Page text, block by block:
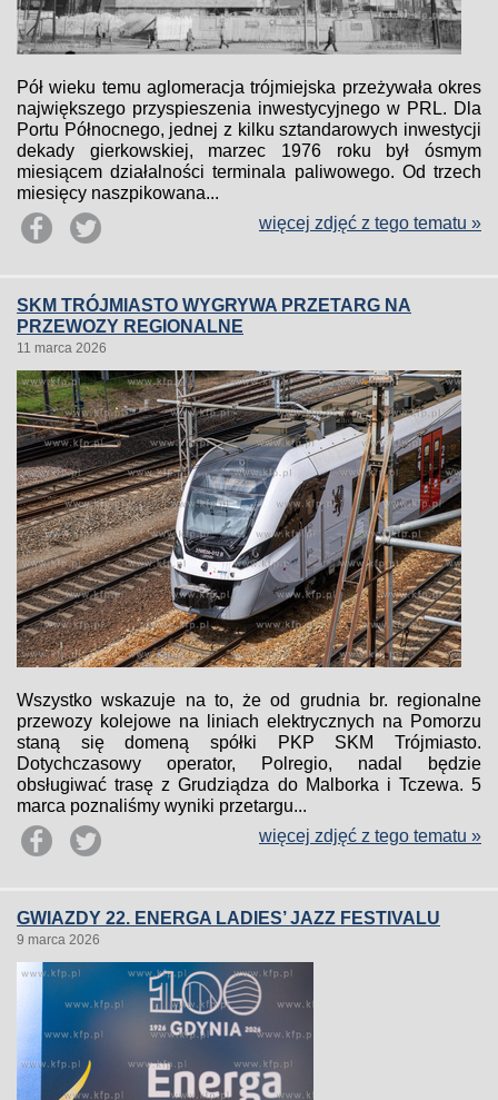
Pół wieku temu aglomeracja trójmiejska przeżywała okres
największego przyspieszenia inwestycyjnego w PRL. Dla
Portu Północnego, jednej z kilku sztandarowych inwestycji
dekady gierkowskiej, marzec 1976 roku był ósmym
miesiącem działalności terminala paliwowego. Od trzech
miesięcy naszpikowana...
więcej zdjęć z tego tematu »
SKM TRÓJMIASTO WYGRYWA PRZETARG NA
PRZEWOZY REGIONALNE
11 marca 2026
Wszystko wskazuje na to, że od grudnia br. regionalne
przewozy kolejowe na liniach elektrycznych na Pomorzu
staną się domeną spółki PKP SKM Trójmiasto.
Dotychczasowy operator, Polregio, nadal będzie
obsługiwać trasę z Grudziądza do Malborka i Tczewa. 5
marca poznaliśmy wyniki przetargu...
więcej zdjęć z tego tematu »
GWIAZDY 22. ENERGA LADIES’ JAZZ FESTIVALU
9 marca 2026